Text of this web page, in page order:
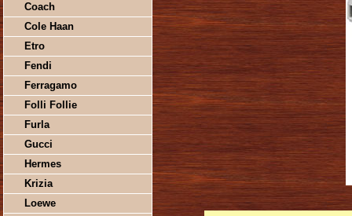
Coach
Cole Haan
Etro
Fendi
Ferragamo
Folli Follie
Furla
Gucci
Hermes
Krizia
Loewe